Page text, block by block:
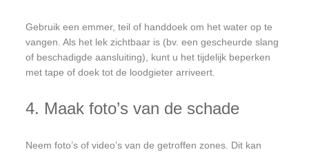
Gebruik een emmer, teil of handdoek om het water op te
vangen. Als het lek zichtbaar is (bv. een gescheurde slang
of beschadigde aansluiting), kunt u het tijdelijk beperken
met tape of doek tot de loodgieter arriveert.
4. Maak foto’s van de schade
Neem foto’s of video’s van de getroffen zones. Dit kan